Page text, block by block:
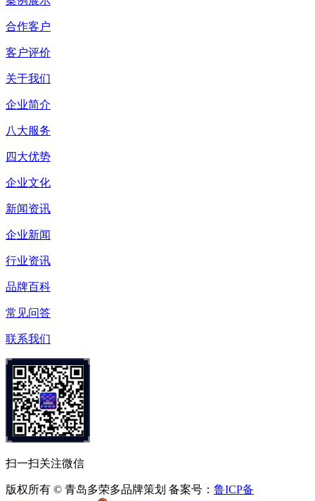
合作客户
客户评价
关于我们
企业简介
八大服务
四大优势
企业文化
新闻资讯
企业新闻
行业资讯
品牌百科
常见问答
联系我们
扫一扫关注微信
版权所有 © 青岛多荣多品牌策划 备案号： 鲁ICP备